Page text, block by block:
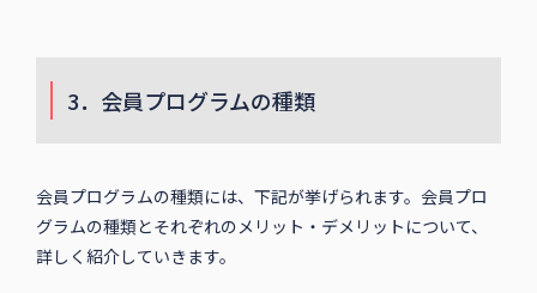
3．会員プログラムの種類
会員プログラムの種類には、下記が挙げられます。会員プロ
グラムの種類とそれぞれのメリット・デメリットについて、
詳しく紹介していきます。